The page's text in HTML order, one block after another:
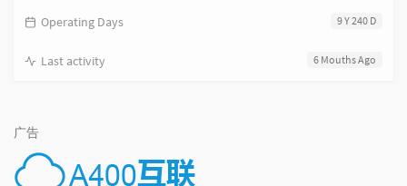
9 Y 240 D
Operating Days
6 Mouths Ago
Last activity
广告